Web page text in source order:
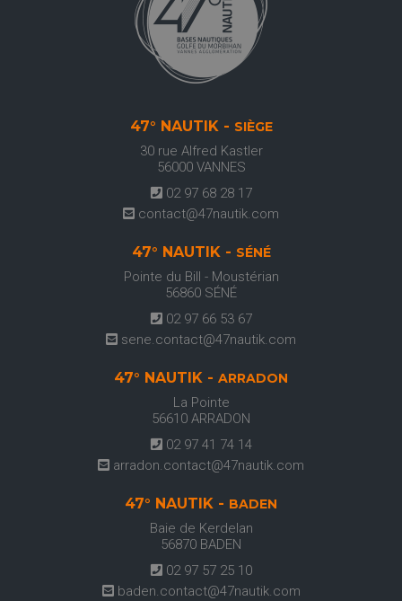
47° NAUTIK - SIÈGE
30 rue Alfred Kastler
56000 VANNES
02 97 68 28 17
contact@47nautik.com
47° NAUTIK - SÉNÉ
Pointe du Bill - Moustérian
56860 SÉNÉ
02 97 66 53 67
sene.contact@47nautik.com
47° NAUTIK - ARRADON
La Pointe
56610 ARRADON
02 97 41 74 14
arradon.contact@47nautik.com
47° NAUTIK - BADEN
Baie de Kerdelan
56870 BADEN
02 97 57 25 10
baden.contact@47nautik.com